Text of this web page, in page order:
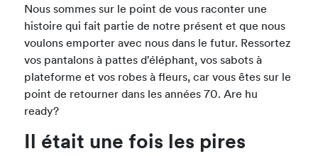
Nous sommes sur le point de vous raconter une
histoire qui fait partie de notre présent et que nous
voulons emporter avec nous dans le futur. Ressortez
vos pantalons à pattes d'éléphant, vos sabots à
plateforme et vos robes à fleurs, car vous êtes sur le
point de retourner dans les années 70. Are hu
ready?
Il était une fois les pires